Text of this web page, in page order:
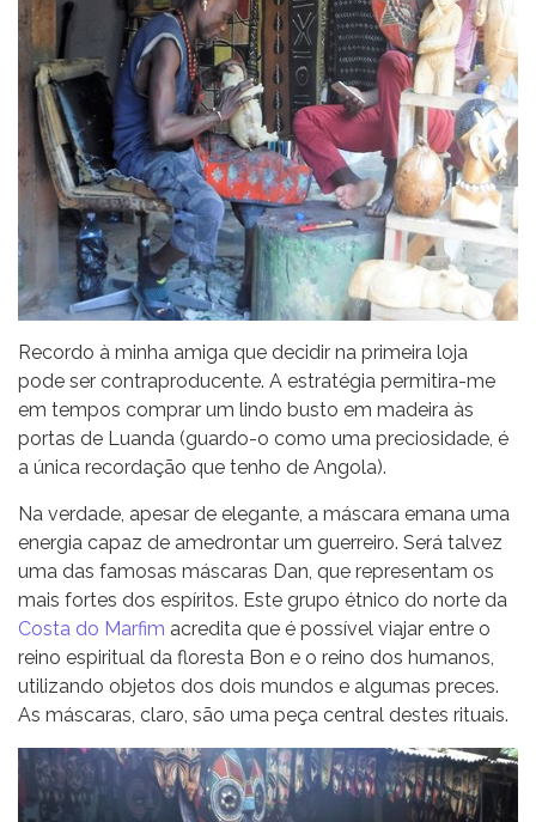
Recordo à minha amiga que decidir na primeira loja
pode ser contraproducente. A estratégia permitira-me
em tempos comprar um lindo busto em madeira às
portas de Luanda (guardo-o como uma preciosidade, é
a única recordação que tenho de Angola).
Na verdade, apesar de elegante, a máscara emana uma
energia capaz de amedrontar um guerreiro. Será talvez
uma das famosas máscaras Dan, que representam os
mais fortes dos espíritos. Este grupo étnico do norte da
Costa do Marfim acredita que é possível viajar entre o
reino espiritual da floresta Bon e o reino dos humanos,
utilizando objetos dos dois mundos e algumas preces.
As máscaras, claro, são uma peça central destes rituais.